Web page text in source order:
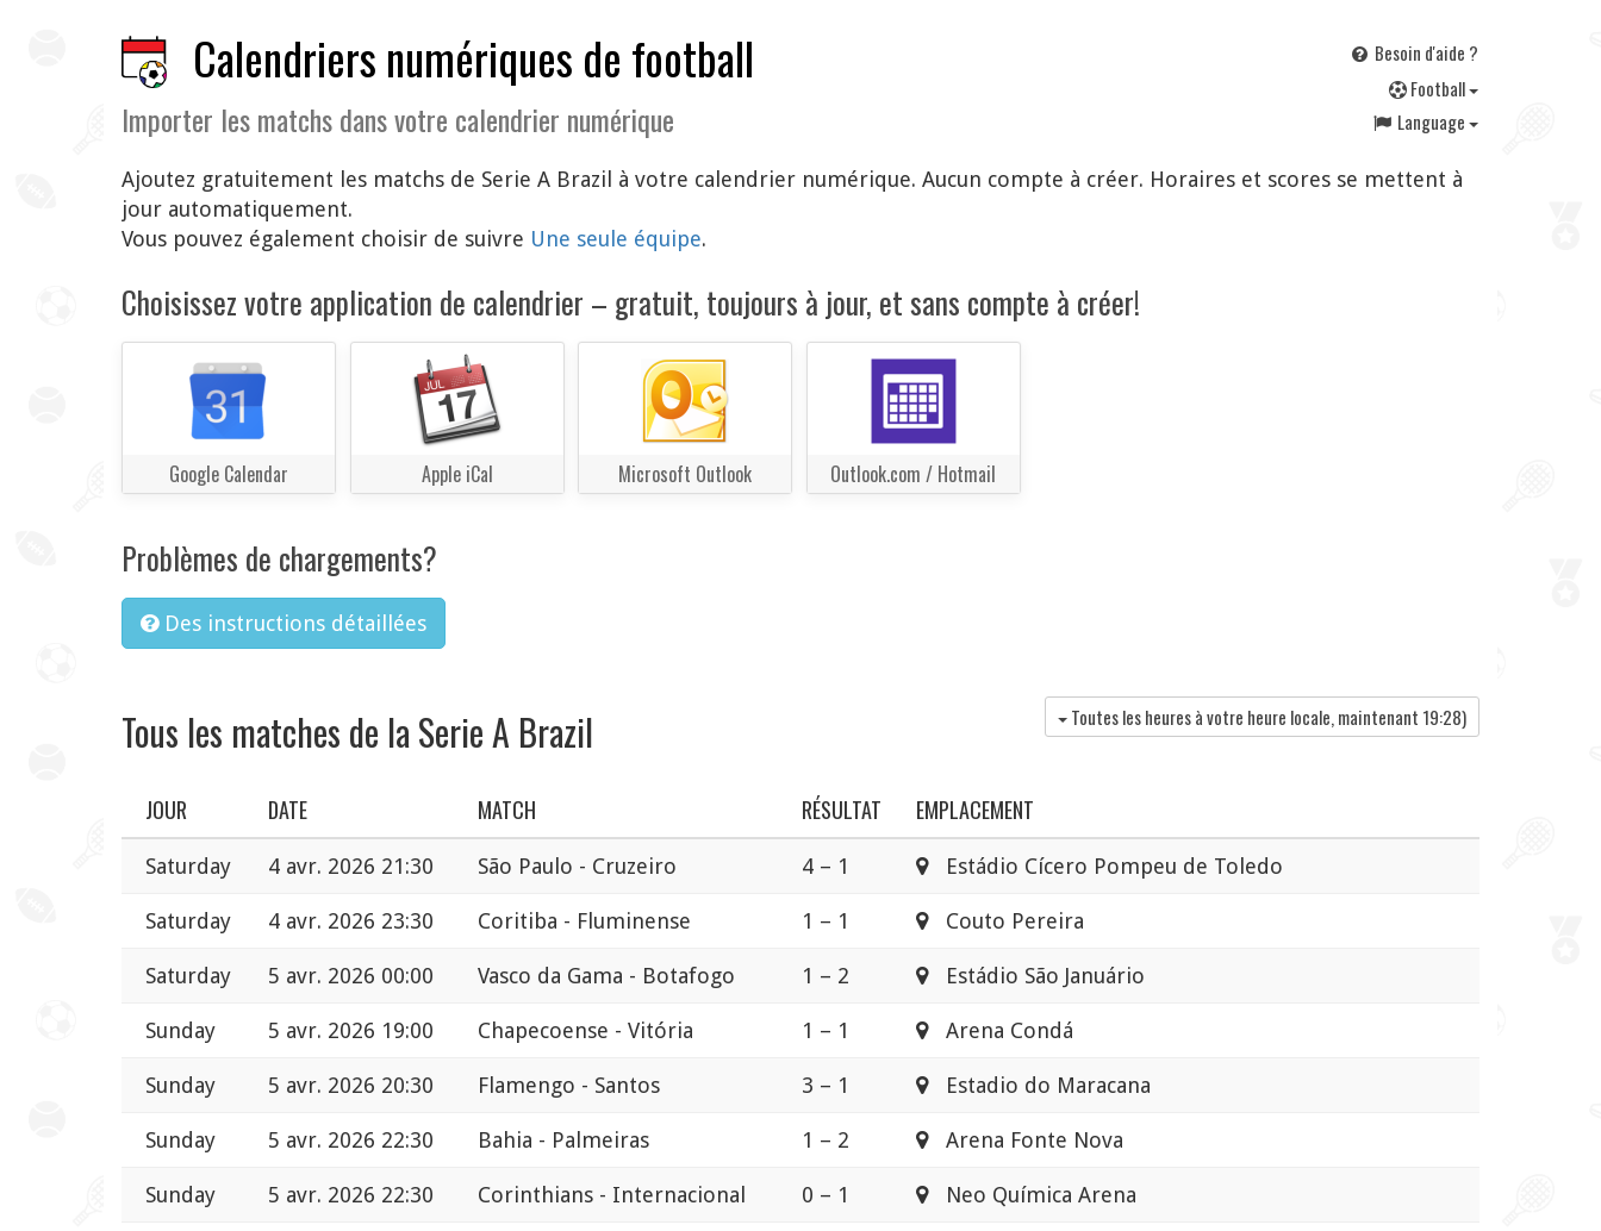
Calendriers numériques de football
Importer les matchs dans votre calendrier numérique
Besoin d'aide ?
Football
Language
Ajoutez gratuitement les matchs de Serie A Brazil à votre calendrier numérique. Aucun compte à créer. Horaires et scores se mettent à
jour automatiquement.
Vous pouvez également choisir de suivre Une seule équipe.
Choisissez votre application de calendrier – gratuit, toujours à jour, et sans compte à créer!
Google Calendar Apple iCal Microsoft Outlook Outlook.com / Hotmail
Problèmes de chargements?
Des instructions détaillées
Tous les matches de la Serie A Brazil Toutes les heures à votre heure locale, maintenant 19:28)
JOUR DATE MATCH RÉSULTAT EMPLACEMENT
Saturday 4 avr. 2026 21:30 São Paulo - Cruzeiro 4 – 1 Estádio Cícero Pompeu de Toledo
Saturday 4 avr. 2026 23:30 Coritiba - Fluminense 1 – 1 Couto Pereira
Saturday 5 avr. 2026 00:00 Vasco da Gama - Botafogo 1 – 2 Estádio São Januário
Sunday 5 avr. 2026 19:00 Chapecoense - Vitória 1 – 1 Arena Condá
Sunday 5 avr. 2026 20:30 Flamengo - Santos 3 – 1 Estadio do Maracana
Sunday 5 avr. 2026 22:30 Bahia - Palmeiras 1 – 2 Arena Fonte Nova
Sunday 5 avr. 2026 22:30 Corinthians - Internacional 0 – 1 Neo Química Arena